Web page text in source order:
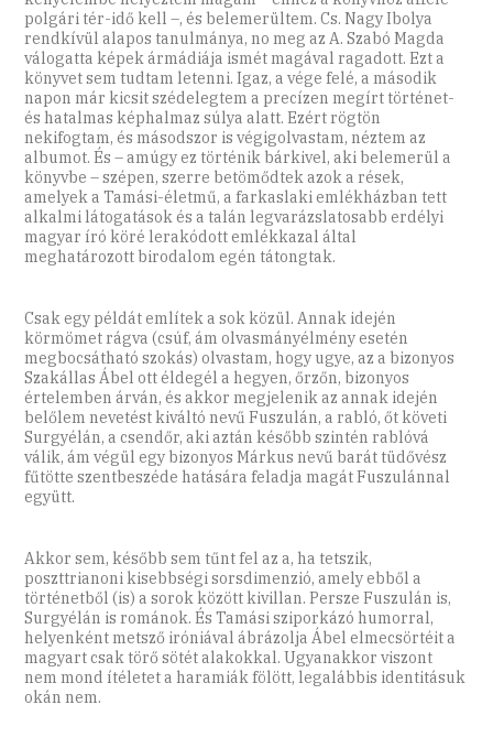
polgári tér-idő kell –, és belemerültem. Cs. Nagy Ibolya
rendkívül alapos tanulmánya, no meg az A. Szabó Magda
válogatta képek ármádiája ismét magával ragadott. Ezt a
könyvet sem tudtam letenni. Igaz, a vége felé, a második
napon már kicsit szédelegtem a precízen megírt történet-
és hatalmas képhalmaz súlya alatt. Ezért rögtön
nekifogtam, és másodszor is végigolvastam, néztem az
albumot. És – amúgy ez történik bárkivel, aki belemerül a
könyvbe – szépen, szerre betömődtek azok a rések,
amelyek a Tamási-életmű, a farkaslaki emlékházban tett
alkalmi látogatások és a talán legvarázslatosabb erdélyi
magyar író köré lerakódott emlékkazal által
meghatározott birodalom egén tátongtak.
Csak egy példát említek a sok közül. Annak idején
körmömet rágva (csúf, ám olvasmányélmény esetén
megbocsátható szokás) olvastam, hogy ugye, az a bizonyos
Szakállas Ábel ott éldegél a hegyen, őrzőn, bizonyos
értelemben árván, és akkor megjelenik az annak idején
belőlem nevetést kiváltó nevű Fuszulán, a rabló, őt követi
Surgyélán, a csendőr, aki aztán később szintén rablóvá
válik, ám végül egy bizonyos Márkus nevű barát tüdővész
fűtötte szentbeszéde hatására feladja magát Fuszulánnal
együtt.
Akkor sem, később sem tűnt fel az a, ha tetszik,
poszttrianoni kisebbségi sorsdimenzió, amely ebből a
történetből (is) a sorok között kivillan. Persze Fuszulán is,
Surgyélán is románok. És Tamási sziporkázó humorral,
helyenként metsző iróniával ábrázolja Ábel elmecsörtéit a
magyart csak törő sötét alakokkal. Ugyanakkor viszont
nem mond ítéletet a haramiák fölött, legalábbis identitásuk
okán nem.